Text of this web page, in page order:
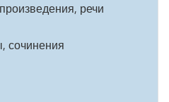
речи
сочинения